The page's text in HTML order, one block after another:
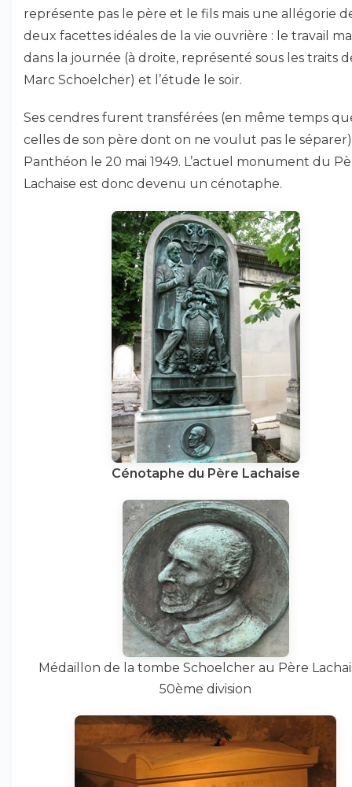
représente pas le père et le fils mais une allégorie
deux facettes idéales de la vie ouvrière : le travail
dans la journée (à droite, représenté sous les traits
Marc Schoelcher) et l’étude le soir.
Ses cendres furent transférées (en même temps
celles de son père dont on ne voulut pas le
Panthéon le 20 mai 1949. L’actuel monument du
Lachaise est donc devenu un cénotaphe.
Cénotaphe du Père Lachaise
Médaillon de la tombe Schoelcher au Père
50ème division